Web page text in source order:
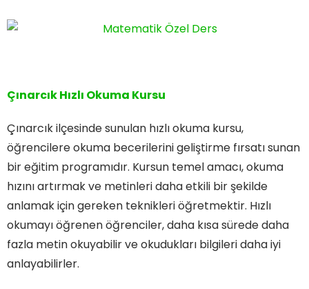
Çınarcık Hızlı Okuma Kursu
Çınarcık ilçesinde sunulan hızlı okuma kursu,
öğrencilere okuma becerilerini geliştirme fırsatı sunan
bir eğitim programıdır. Kursun temel amacı, okuma
hızını artırmak ve metinleri daha etkili bir şekilde
anlamak için gereken teknikleri öğretmektir. Hızlı
okumayı öğrenen öğrenciler, daha kısa sürede daha
fazla metin okuyabilir ve okudukları bilgileri daha iyi
anlayabilirler.